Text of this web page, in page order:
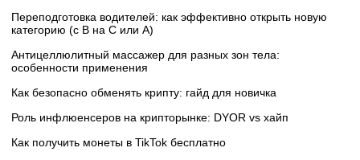
Переподготовка водителей: как эффективно открыть новую
категорию (с B на C или А)
Антицеллюлитный массажер для разных зон тела:
особенности применения
Как безопасно обменять крипту: гайд для новичка
Роль инфлюенсеров на крипторынке: DYOR vs хайп
Как получить монеты в TikTok бесплатно